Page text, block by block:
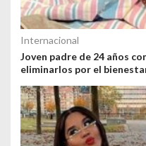
Internacional
Joven padre de 24 años
eliminarlos por el